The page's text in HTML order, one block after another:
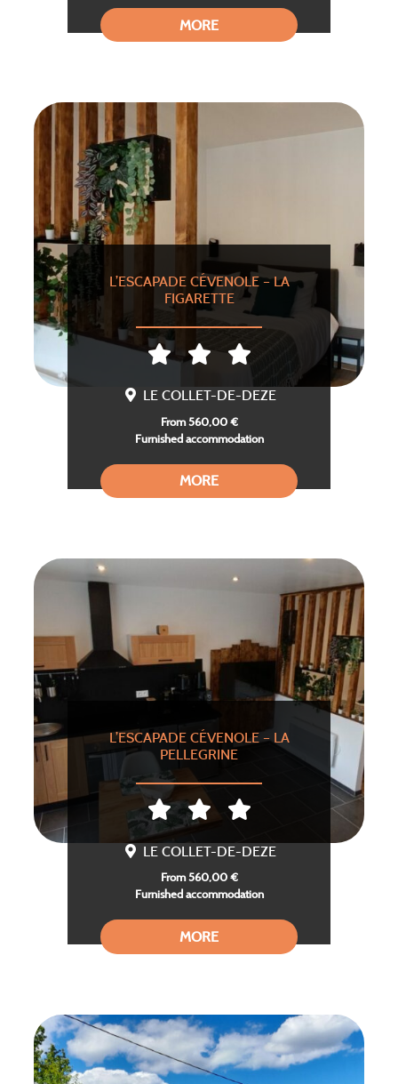
MORE
L’ESCAPADE CÉVENOLE – LA
FIGARETTE
LE COLLET-DE-DEZE
From 560,00 €
Furnished accommodation
MORE
L’ESCAPADE CÉVENOLE – LA
PELLEGRINE
LE COLLET-DE-DEZE
From 560,00 €
Furnished accommodation
MORE